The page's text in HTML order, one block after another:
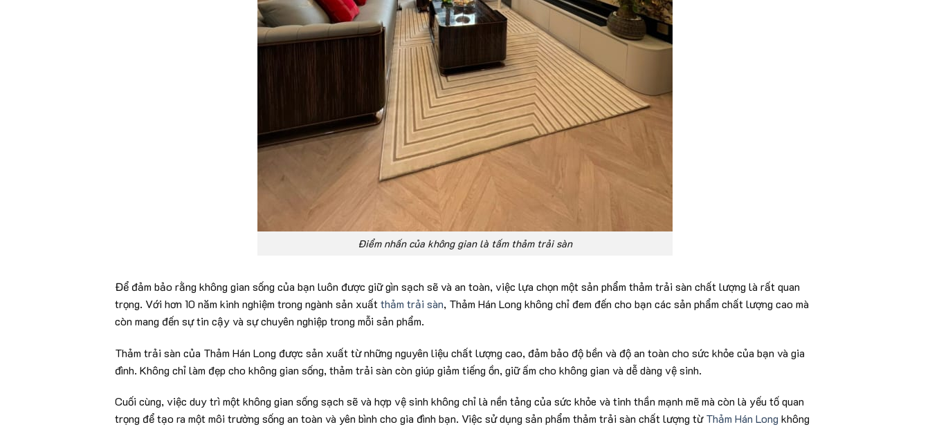
Điểm nhấn của không gian là tấm thảm trải sàn
Để đảm bảo rằng không gian sống của bạn luôn được giữ gìn sạch sẽ và an toàn, việc lựa chọn một sản phẩm thảm trải sàn chất lượng là rất quan
trọng. Với hơn 10 năm kinh nghiệm trong ngành sản xuấtthảm trải sàn, Thảm Hán Long không chỉ đem đến cho bạn các sản phẩm chất lượng cao mà
còn mang đến sự tin cậy và sự chuyên nghiệp trong mỗi sản phẩm.
Thảm trải sàn của Thảm Hán Long được sản xuất từ những nguyên liệu chất lượng cao, đảm bảo độ bền và độ an toàn cho sức khỏe của bạn và gia
đình. Không chỉ làm đẹp cho không gian sống, thảm trải sàn còn giúp giảm tiếng ồn, giữ ấm cho không gian và dễ dàng vệ sinh.
Cuối cùng, việc duy trì một không gian sống sạch sẽ và hợp vệ sinh không chỉ là nền tảng của sức khỏe và tinh thần mạnh mẽ mà còn là yếu tố quan
trọng để tạo ra một môi trường sống an toàn và yên bình cho gia đình bạn. Việc sử dụng sản phẩm thảm trải sàn chất lượng từThảm Hán Long không